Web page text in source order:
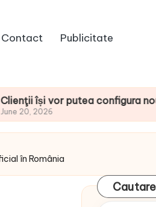
Contact Publicitate
putea configura noul BMW i3
în România